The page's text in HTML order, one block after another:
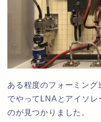
ある程度のフォーミング
でやってLNAとアイソレ
のが見つかりました。